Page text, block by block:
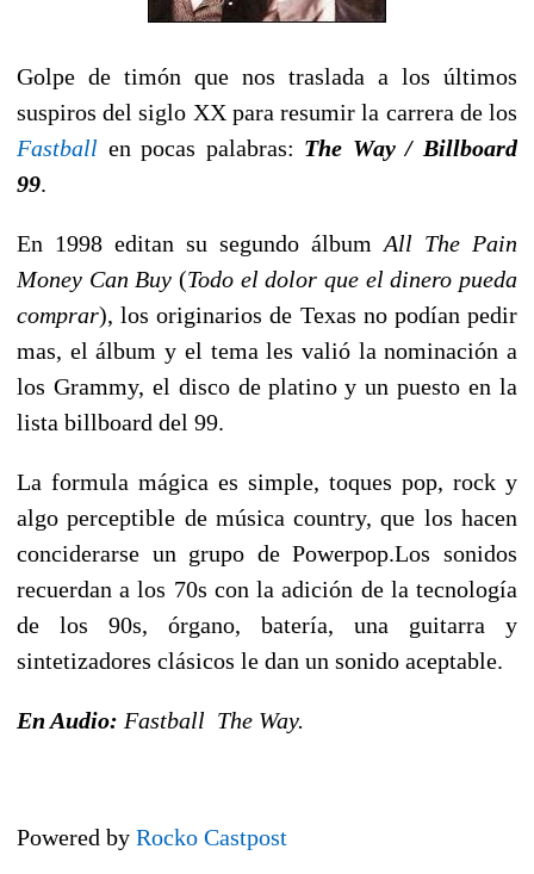
Golpe de timón que nos traslada a los últimos
suspiros del siglo XX para resumir la carrera de los
Fastball en pocas palabras: The Way / Billboard
99.
En 1998 editan su segundo álbum  All The Pain
Money Can Buy  (Todo el dolor que el dinero pueda
comprar), los originarios de Texas no podían pedir
mas, el álbum y el tema les valió la nominación a
los Grammy, el disco de platino y un puesto en la
lista billboard del 99.
La formula mágica es simple, toques pop, rock y
algo perceptible de música country, que los hacen
conciderarse un grupo de Powerpop.Los sonidos
recuerdan a los 70s con la adición de la tecnología
de los 90s, órgano, batería, una guitarra y
sintetizadores clásicos le dan un sonido aceptable.
En Audio: Fastball  The Way.
Powered by Rocko Castpost